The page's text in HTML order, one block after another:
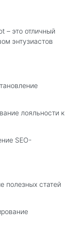
– это отличный
энтузиастов
лояльности к
SEO-
полезных статей